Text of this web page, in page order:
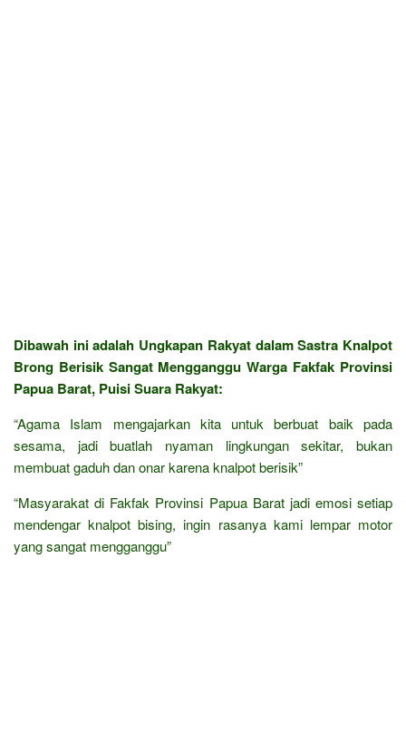
Dibawah ini adalah Ungkapan Rakyat dalam Sastra Knalpot
Brong Berisik Sangat Mengganggu Warga Fakfak Provinsi
Papua Barat, Puisi Suara Rakyat:
“Agama Islam mengajarkan kita untuk berbuat baik pada
sesama, jadi buatlah nyaman lingkungan sekitar, bukan
membuat gaduh dan onar karena knalpot berisik”
“Masyarakat di Fakfak Provinsi Papua Barat jadi emosi setiap
mendengar knalpot bising, ingin rasanya kami lempar motor
yang sangat mengganggu”